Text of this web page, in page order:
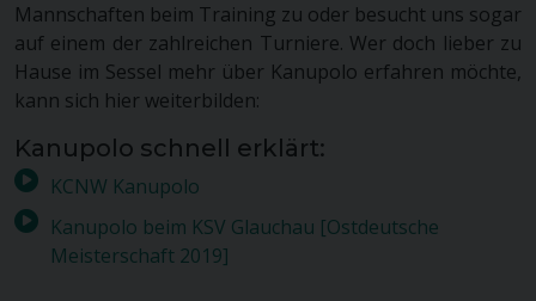
Mannschaften beim Training zu oder besucht uns sogar
auf einem der zahlreichen Turniere. Wer doch lieber zu
Hause im Sessel mehr über Kanupolo erfahren möchte,
kann sich hier weiterbilden:
Kanupolo schnell erklärt:
KCNW Kanupolo
Kanupolo beim KSV Glauchau [Ostdeutsche
Meisterschaft 2019]